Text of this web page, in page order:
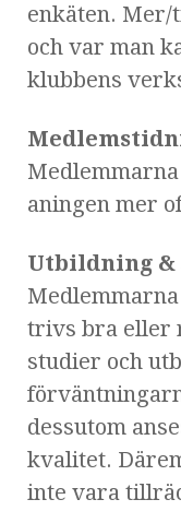
enkäten.
och var man
klubbens
aningen mer
Utbildning &
trivs bra eller
studier och
dessutom
kvalitet.
inte vara